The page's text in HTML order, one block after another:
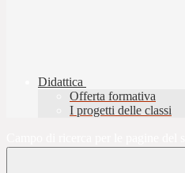
Didattica
Offerta formativa
I progetti delle classi